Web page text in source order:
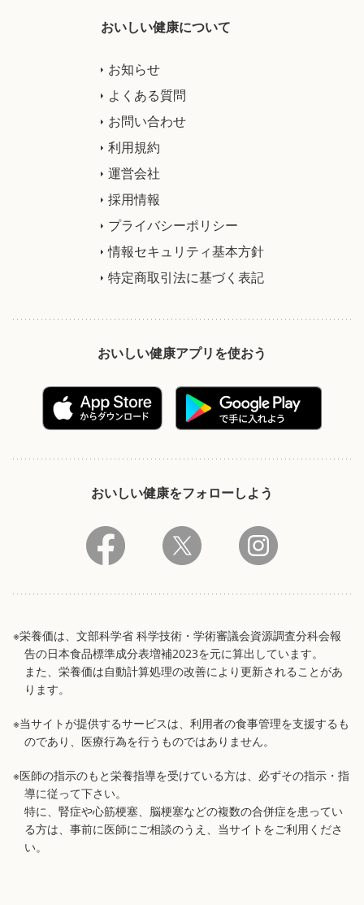
おいしい健康について
お知らせ
よくある質問
お問い合わせ
利用規約
運営会社
採用情報
プライバシーポリシー
情報セキュリティ基本方針
特定商取引法に基づく表記
おいしい健康アプリを使おう
おいしい健康をフォローしよう
※栄養価は、文部科学省 科学技術・学術審議会資源調査分科会報
告の日本食品標準成分表増補2023を元に算出しています。
また、栄養価は自動計算処理の改善により更新されることがあ
ります。
※当サイトが提供するサービスは、利用者の食事管理を支援するも
のであり、医療行為を行うものではありません。
※医師の指示のもと栄養指導を受けている方は、必ずその指示・指
導に従って下さい。
特に、腎症や心筋梗塞、脳梗塞などの複数の合併症を患ってい
る方は、事前に医師にご相談のうえ、当サイトをご利用くださ
い。